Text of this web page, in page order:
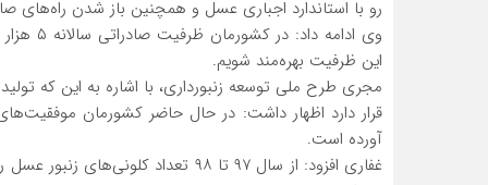
رو با استاندارد اجباری عسل و همچنین باز شدن
وی
این ظرفیت بهره‌مند شویم.
مجری طرح ملی توسعه زنبورداری، با اشاره به این که
قرار دارد اظهار داشت: در حال حاضر کشورمان
آورده است.